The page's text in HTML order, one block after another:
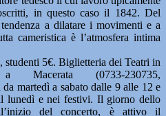
in questo caso il 1842. Del
a dilatare i movimenti e a
cameristica è l’atmosfera intima
5€. Biglietteria dei Teatri in
(0733-230735,
martedì a sabato dalle 9 alle 12 e
lunedì e nei festivi. Il giorno dello
del concerto, è attivo il